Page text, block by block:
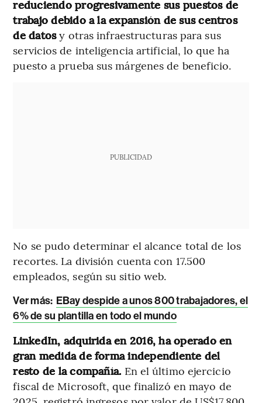
reduciendo progresivamente sus puestos de
trabajo debido a la expansión de sus centros
de datosy otras infraestructuras para sus
servicios de inteligencia artificial, lo que ha
puesto a prueba sus márgenes de beneficio.
PUBLICIDAD
No se pudo determinar el alcance total de los
recortes. La división cuenta con 17.500
empleados, según su sitio web.
Ver más: EBay despide a unos 800 trabajadores, el
6% de su plantilla en todo el mundo
LinkedIn, adquirida en 2016, ha operado en
gran medida de forma independiente del
resto de la compañía. En el último ejercicio
fiscal de Microsoft, que finalizó en mayo de